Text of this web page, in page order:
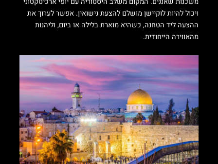
ויכול להיות לוקיישן מושלם להצעת נישואין. אפשר לערוך את
ההצעה ליד הטחנה, כשהיא מוארת בלילה או ביום, וליהנות
מהאווירה הייחודית.